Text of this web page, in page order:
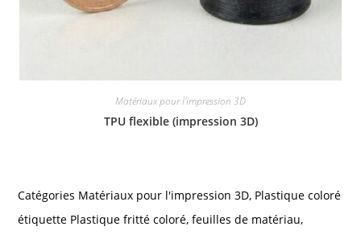
Matériaux pour l'impression 3D
TPU flexible (impression 3D)
Catégories Matériaux pour l'impression 3D, Plastique coloré
étiquette Plastique fritté coloré,feuilles de matériau,